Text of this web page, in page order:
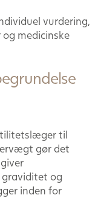
vurdering,
medicinske
til
gør det
graviditet og
inden for